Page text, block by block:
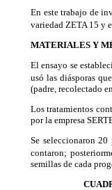
En este trabajo de
variedad ZETA 15 y
MATERIALES Y
El ensayo se
usó las diásporas
(padre, recolectado
Los tratamientos
por la empresa
Se seleccionaron
contaron;
semillas de cada